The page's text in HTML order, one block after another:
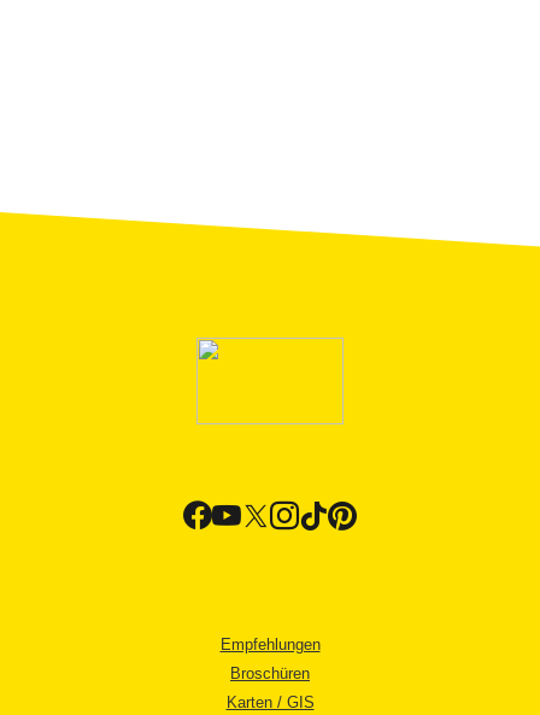
Empfehlungen
Broschüren
Karten / GIS